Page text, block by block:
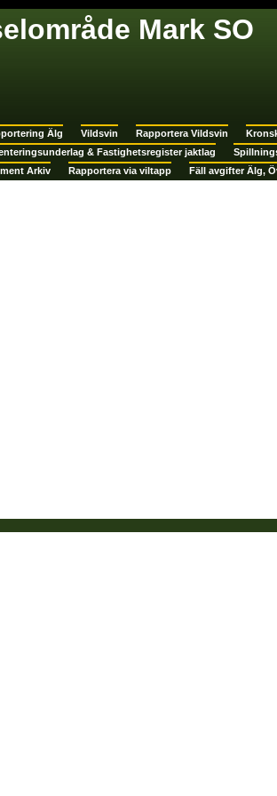
Mark SO
Älg Vildsvin Rapportera Vildsvin
& Fastighetsregister jaktlag
Arkiv Rapportera via viltapp Fäll avgifter Älg,